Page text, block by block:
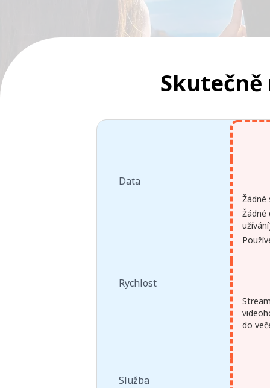
Data
Žádné
Žádné
Rychlost
do
Služba